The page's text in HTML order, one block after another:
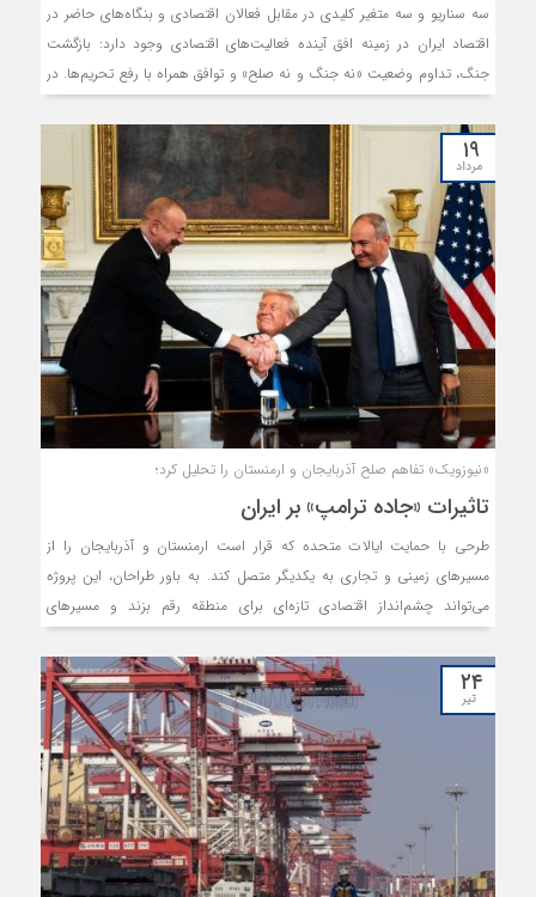
سه سناریو و سه متغیر کلیدی در مقابل فعالان اقتصادی و بنگاه‌های حاضر در
اقتصاد ایران در زمینه افق آینده فعالیت‌های اقتصادی وجود دارد: بازگشت
جنگ، تداوم وضعیت «نه جنگ و نه صلح» و توافق همراه با رفع تحریم‌ها. در
می‌یابد و بیکاری و تورم افزایش می‌یابند. در سناریوی «نه جنگ و نه صلح»،
اگرچه درگیری مستقیم وجود ندارد، اما نااطمینانی بالا مانع سرمایه‌گذاری و
برنامه‌ریزی بلندمدت می‌شود. رشد اقتصادی محدود و ناپایدار باقی می‌ماند،
اشتغال بهبود نمی‌یابد و تورم نیز در سطحی بالا و مزمن ادامه پیدا می‌کند.
این وضعیت، اقتصاد را در حالت تعلیق نگه می‌دارد. در مقابل، سناریوی توافق و
رفع تحریم‌ها بهترین چشم‌انداز را برای فعالان ارائه می‌دهد. کاهش نااطمینانی
و منابع مالی خارجی، رشد اقتصادی را تقویت می‌کند. همچنین اشتغال افزایش
و تورم نیز کاهش می‌یابد؛ هرچند این روند تدریجی است. در مجموع، حرکت
به سمت توافق، کم‌هزینه‌ترین و موثرترین مسیر برای بهبود پایدار از نظر فعالان
اقتصادی است.
۱۹
مرداد
«نیوزویک» تفاهم صلح آذربایجان و ارمنستان را تحلیل کرد؛
تاثیرات «جاده ترامپ» بر ایران
طرحی با حمایت ایالات متحده که قرار است ارمنستان و آذربایجان را از
مسیرهای زمینی و تجاری به یکدیگر متصل کند. به باور طراحان، این پروژه
می‌تواند چشم‌انداز اقتصادی تازه‌ای برای منطقه رقم بزند و مسیرهای
حمل‌ونقل و انرژی را بازتعریف کند. با‌این‌حال چنین ابتکاراتی می‌تواند
حساسیت بازیگران کلیدی همچون روسیه و ایران را برانگیزد. علی‌اکبر ولایتی،
مشاور رهبر جمهوری اسلامی ایران در امور بین‌الملل، تاکید کرده ایران با روسیه
یا بدون روسیه مانع احداث کریدور آمریکایی در قفقاز خواهد شد.
۲۴
تیر